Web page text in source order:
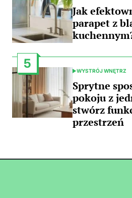
IN
Jak
parapet z
5
POSTED
IN
WYSTRÓJ WNĘTRZ
Sprytne
pokoju z
stwórz
przestrzeń